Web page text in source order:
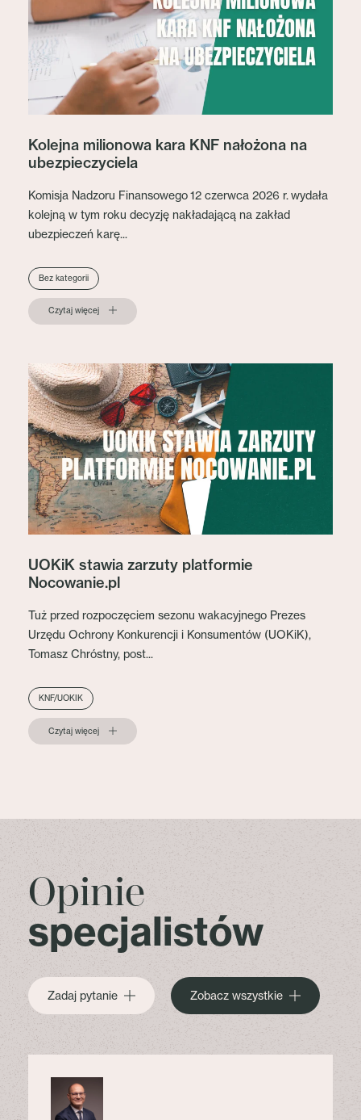
Kolejna milionowa kara KNF nałożona na
ubezpieczyciela
Komisja Nadzoru Finansowego 12 czerwca 2026 r. wydała
kolejną w tym roku decyzję nakładającą na zakład
ubezpieczeń karę...
Bez kategorii
Czytaj więcej
UOKiK stawia zarzuty platformie
Nocowanie.pl
Tuż przed rozpoczęciem sezonu wakacyjnego Prezes
Urzędu Ochrony Konkurencji i Konsumentów (UOKiK),
Tomasz Chróstny, post...
KNF/UOKIK
Czytaj więcej
Opinie
specjalistów
Zadaj pytanie Zobacz wszystkie